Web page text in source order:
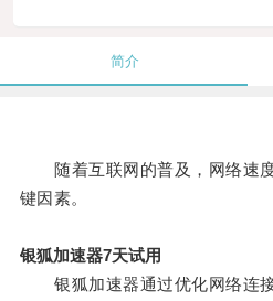
简介
随着互联网的普及，网络速度
键因素。
银狐加速器7天试用
银狐加速器通过优化网络连接